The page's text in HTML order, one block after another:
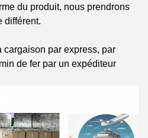
du produit, nous prendrons
différent.
par express, par
de fer par un expéditeur